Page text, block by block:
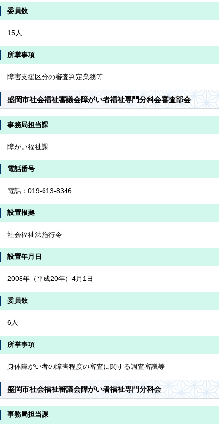
委員数
15人
所掌事項
障害支援区分の審査判定業務等
盛岡市社会福祉審議会障がい者福祉専門分科会審査部会
事務局担当課
障がい福祉課
電話番号
電話：019-613-8346
設置根拠
社会福祉法施行令
設置年月日
2008年（平成20年）4月1日
委員数
6人
所掌事項
身体障がい者の障害程度の審査に関する調査審議等
盛岡市社会福祉審議会障がい者福祉専門分科会
事務局担当課